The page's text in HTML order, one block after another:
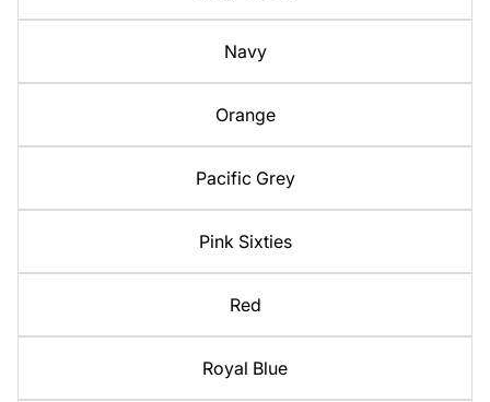
Navy
Orange
Pacific Grey
Pink Sixties
Red
Royal Blue